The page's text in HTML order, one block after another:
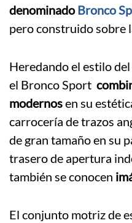
denominadoBronco
pero construido sobre
Heredando el estilo
el Bronco Sport
modernosen su
carrocería de trazos
de gran tamaño en su
trasero de apertura
también se conocen
El conjunto motriz de